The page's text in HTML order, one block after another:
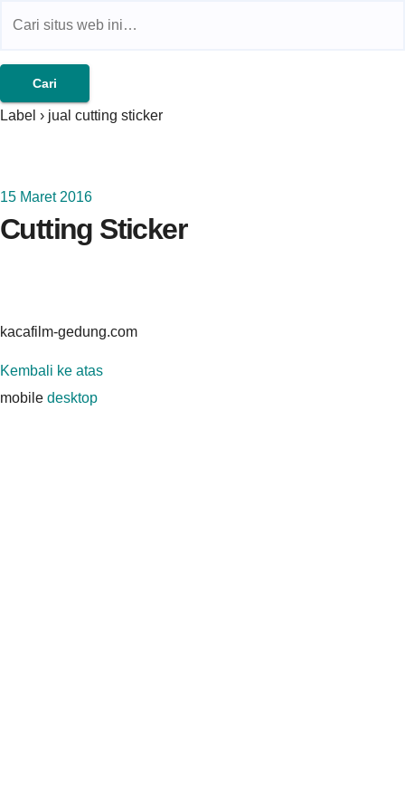
Jual Kaca Film Gedung,Kaca
Film 3m
Label › jual cutting sticker
15 Maret 2016
Cutting Sticker
kacafilm-gedung.com
Kembali ke atas
mobile desktop